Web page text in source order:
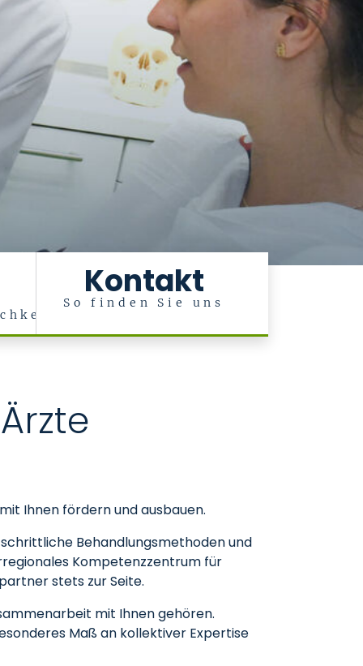
Kontakt
So finden Sie uns
Ihnen fördern und ausbauen.
Behandlungsmethoden und
Kompetenzzentrum für
stets zur Seite.
mit Ihnen gehören.
Maß an kollektiver Expertise